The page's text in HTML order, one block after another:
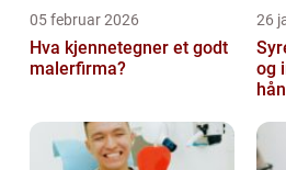
05 februar 2026
Hva kjennetegner et godt
malerfirma?
26
og